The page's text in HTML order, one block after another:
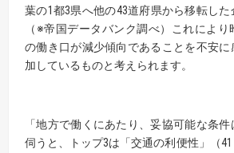
葉の1都3県へ他の43道府県から移転した
（※帝国データバンク調べ）これによ
の働き口が減少傾向であることを不安
加しているものと考えられます。
「地方で働くにあたり、妥協可能な条
伺うと、トップ3は「交通の利便性」（